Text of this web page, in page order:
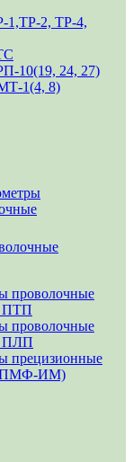
1,ТР-2, ТР-4,
10(19, 24, 27)
1(4, 8)
проволочные
ПТП
проволочные
ПЛП
прецизионные
ИМ)